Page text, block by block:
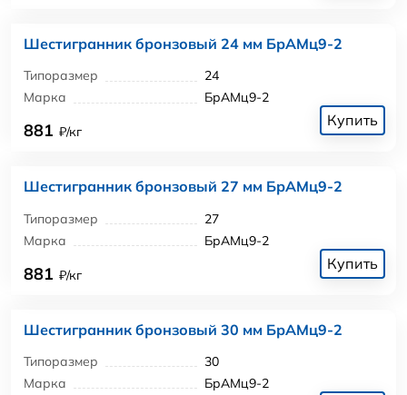
Шестигранник бронзовый 24 мм БрАМц9-2
Типоразмер
24
Марка
БрАМц9-2
881 ₽/кг
Купить
Шестигранник бронзовый 27 мм БрАМц9-2
Типоразмер
27
Марка
БрАМц9-2
881 ₽/кг
Купить
Шестигранник бронзовый 30 мм БрАМц9-2
Типоразмер
30
Марка
БрАМц9-2